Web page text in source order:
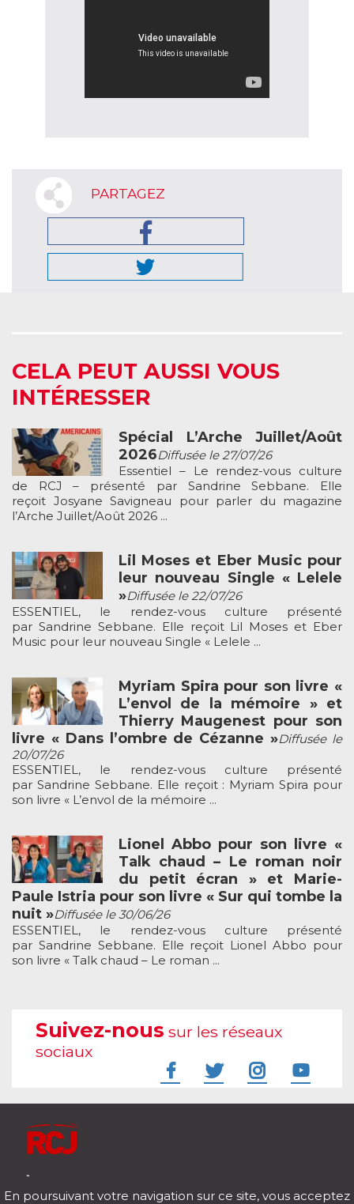
PARTAGEZ
CELA PEUT AUSSI VOUS
INTÉRESSER
Spécial L’Arche Juillet/Août
2026Diffusée le 27/07/26
Essentiel – Le rendez-vous culture
de RCJ – présenté par Sandrine Sebbane. Elle
reçoit Josyane Savigneau pour parler du magazine
l’Arche Juillet/Août 2026 ...
Lil Moses et Eber Music pour
leur nouveau Single « Lelele
»Diffusée le 22/07/26
ESSENTIEL, le rendez-vous culture présenté
par Sandrine Sebbane. Elle reçoit Lil Moses et Eber
Music pour leur nouveau Single « Lelele ...
Myriam Spira pour son livre «
L’envol de la mémoire » et
Thierry Maugenest pour son
livre « Dans l’ombre de Cézanne »Diffusée le
20/07/26
ESSENTIEL, le rendez-vous culture présenté
par Sandrine Sebbane. Elle reçoit : Myriam Spira pour
son livre « L’envol de la mémoire ...
Lionel Abbo pour son livre «
Talk chaud – Le roman noir
du petit écran » et Marie-
Paule Istria pour son livre « Sur qui tombe la
nuit »Diffusée le 30/06/26
ESSENTIEL, le rendez-vous culture présenté
par Sandrine Sebbane. Elle reçoit Lionel Abbo pour
son livre « Talk chaud – Le roman ...
Suivez-nous sur les réseaux
sociaux
Télécharger notre application pour iOs et Android
En poursuivant votre navigation sur ce site, vous acceptez